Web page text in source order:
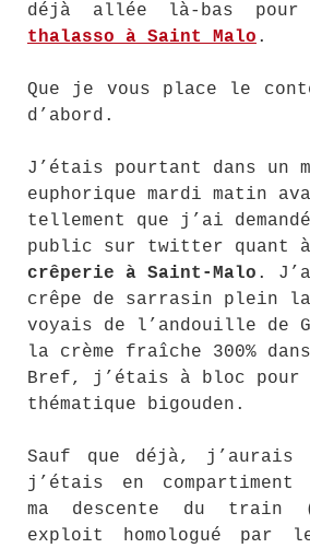
déjà allée là-bas pour
thalasso à Saint Malo .
Que je vous place le
d’abord.
J’étais pourtant dans un
euphorique mardi matin
tellement que j’ai
public sur twitter quant
crêperie à Saint-Malo .
crêpe de sarrasin plein
voyais de l’andouille de
la crème fraîche 300%
Bref, j’étais à bloc pour
thématique bigouden.
Sauf que déjà, j’aurais
j’étais en compartiment
ma descente du train
exploit homologué par